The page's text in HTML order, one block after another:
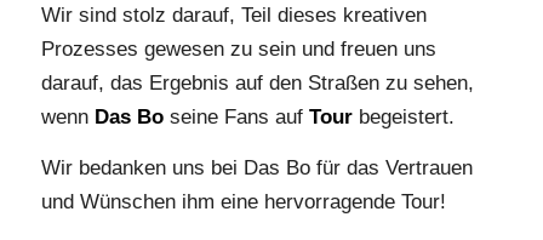
Wir sind stolz darauf, Teil dieses kreativen
Prozesses gewesen zu sein und freuen uns
darauf, das Ergebnis auf den Straßen zu sehen,
wenn Das Bo seine Fans auf Tourbegeistert.
Wir bedanken uns bei Das Bo für das Vertrauen
und Wünschen ihm eine hervorragende Tour!